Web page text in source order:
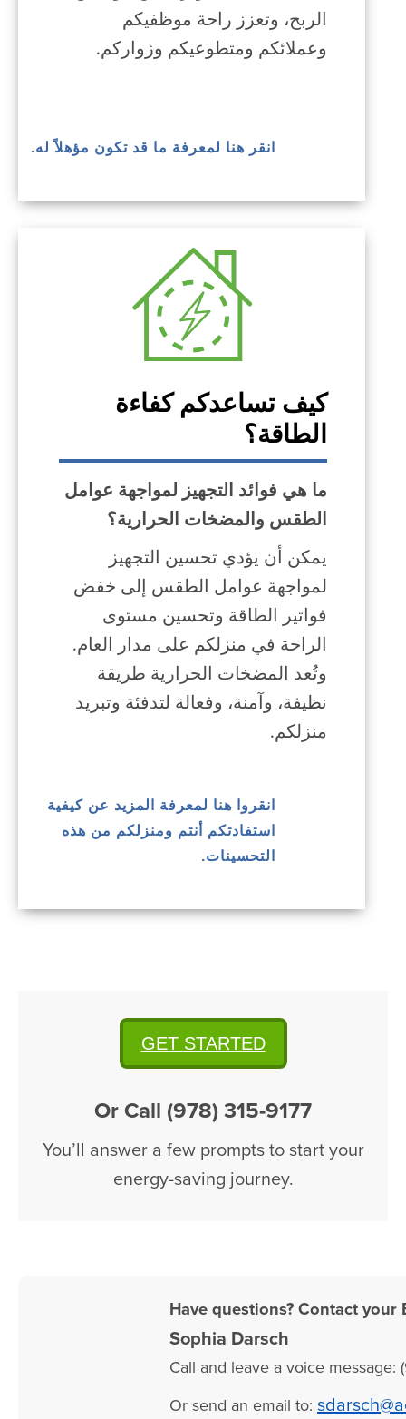
الربح، وتعزز راحة موظفيكم
وعملائكم ومتطوعيكم وزواركم.
انقر هنا لمعرفة ما قد تكون مؤهلاً له.
كيف تساعدكم كفاءة
الطاقة؟
ما هي فوائد التجهيز لمواجهة عوامل
الطقس والمضخات الحرارية؟
يمكن أن يؤدي تحسين التجهيز
لمواجهة عوامل الطقس إلى خفض
فواتير الطاقة وتحسين مستوى
الراحة في منزلكم على مدار العام.
وتُعد المضخات الحرارية طريقة
نظيفة، وآمنة، وفعالة لتدفئة وتبريد
منزلكم.
انقروا هنا لمعرفة المزيد عن كيفية
استفادتكم أنتم ومنزلكم من هذه
التحسينات.
GET STARTED
Or Call (978) 315-9177
You’ll answer a few prompts to start your
energy-saving journey.
Have questions? Contact your
Sophia Darsch
Call and leave a voice message:
Or send an email to: